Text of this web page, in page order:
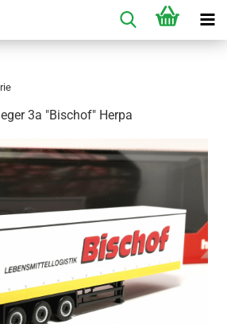
3a "Bischof" Herpa